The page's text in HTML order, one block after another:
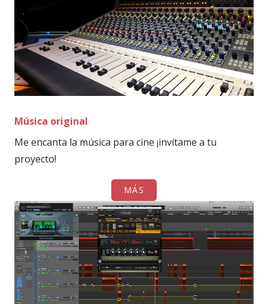
Música original
Me encanta la música para cine ¡invítame a tu
proyecto!
MÁS